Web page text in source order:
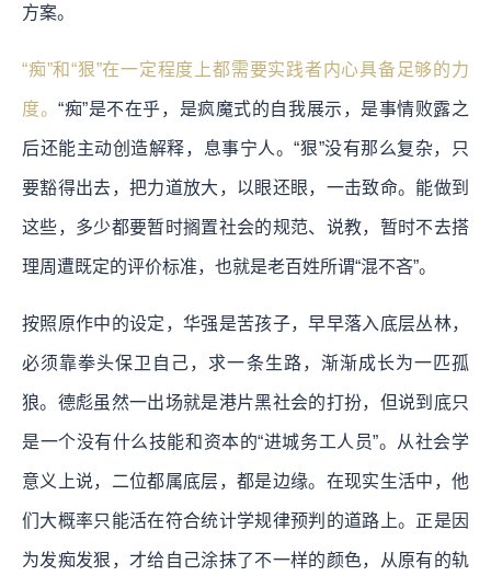
方案。
“痴”和“狠”在一定程度上都需要实践者内心具备足够的力
度。“痴”是不在乎，是疯魔式的自我展示，是事情败露之
后还能主动创造解释，息事宁人。“狠”没有那么复杂，只
要豁得出去，把力道放大，以眼还眼，一击致命。能做到
这些，多少都要暂时搁置社会的规范、说教，暂时不去搭
理周遭既定的评价标准，也就是老百姓所谓“混不吝”。
按照原作中的设定，华强是苦孩子，早早落入底层丛林，
必须靠拳头保卫自己，求一条生路，渐渐成长为一匹孤
狼。德彪虽然一出场就是港片黑社会的打扮，但说到底只
是一个没有什么技能和资本的“进城务工人员”。从社会学
意义上说，二位都属底层，都是边缘。在现实生活中，他
们大概率只能活在符合统计学规律预判的道路上。正是因
为发痴发狠，才给自己涂抹了不一样的颜色，从原有的轨